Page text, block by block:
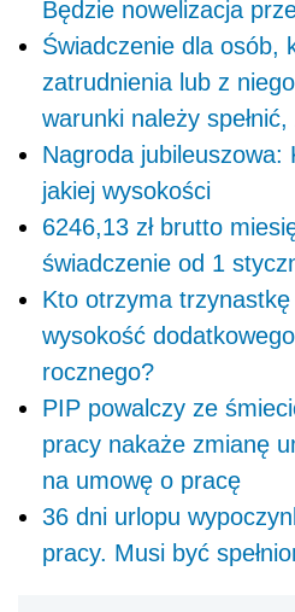
Będzie nowelizacja
Świadczenie dla osób,
zatrudnienia lub z
warunki należy
Nagroda jubileuszowa:
jakiej wysokości
6246,13 zł brutto
świadczenie od 1
Kto otrzyma
wysokość
rocznego?
PIP powalczy ze
pracy nakaże zmianę
na umowę o pracę
36 dni urlopu
pracy. Musi być